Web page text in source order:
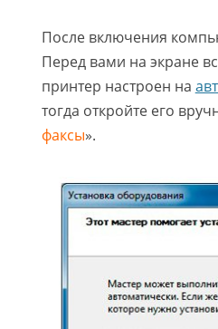
После включения
Перед вами на экране
принтер настроен на
тогда откройте его
факсы».